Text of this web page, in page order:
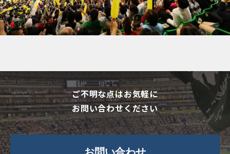
ご不明な点はお気軽に
お問い合わせください